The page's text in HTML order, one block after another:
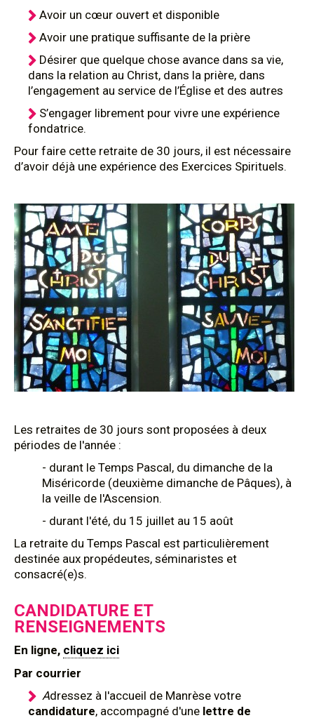
Avoir un cœur ouvert et disponible
Avoir une pratique suffisante de la prière
Désirer que quelque chose avance dans sa vie,
dans la relation au Christ, dans la prière, dans
l’engagement au service de l’Église et des autres
S’engager librement pour vivre une expérience
fondatrice.
Pour faire cette retraite de 30 jours, il est nécessaire
d’avoir déjà une expérience des Exercices Spirituels.
Les retraites de 30 jours sont proposées à deux
périodes de l'année :
- durant le Temps Pascal, du dimanche de la
Miséricorde (deuxième dimanche de Pâques), à
la veille de l'Ascension.
- durant l'été, du 15 juillet au 15 août
La retraite du Temps Pascal est particulièrement
destinée aux propédeutes, séminaristes et
consacré(e)s.
CANDIDATURE ET
RENSEIGNEMENTS
En ligne, cliquez ici
Par courrier
Adressez à l'accueil de Manrèse votre
candidature, accompagné d'une lettre de